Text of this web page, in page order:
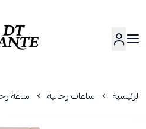
دانتي | DANTE
الرئيسية ساعات رجالية ساعة